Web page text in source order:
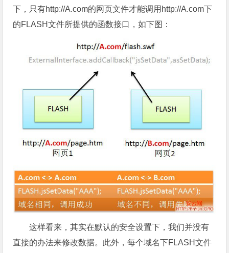
下，只有http://A.com的网页文件才能调用http://A.com下
的FLASH文件所提供的函数接口，如下图：
这样看来，其实在默认的安全设置下，我们并没有
直接的办法来修改数据。此外，每个域名下FLASH文件